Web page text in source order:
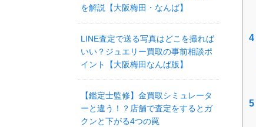
4
5
を解説【大阪梅田・なんば】
LINE査定で送る写真はどこを撮れば
いい？ジュエリー買取の事前相談ポ
イント【大阪梅田なんば版】
【鑑定士監修】金買取シミュレータ
ーと違う！？店舗で査定をするとガ
クンと下がる4つの罠